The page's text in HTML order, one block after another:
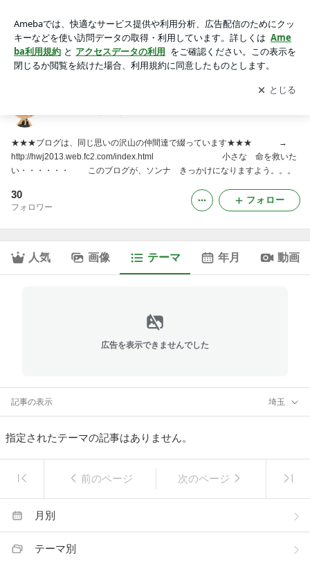
アプリをダウンロードして ブログの更新通知
を受け取りまし
ょう。
開く
★★★ブログは、同じ思いの沢山の仲間達で綴っています★★★ →
http://hwj2013.web.fc2.com/index.html 小さな 命を救いた
い・・・・・・ このブログが、ソンナ きっかけになりますよう。。。
30
フォロワー
フォロー
人気 画像 テーマ 年月 動画
広告を表示できませんでした
記事の表示 埼玉
指定されたテーマの記事はありません。
前のページ 次のページ
月別
テーマ別